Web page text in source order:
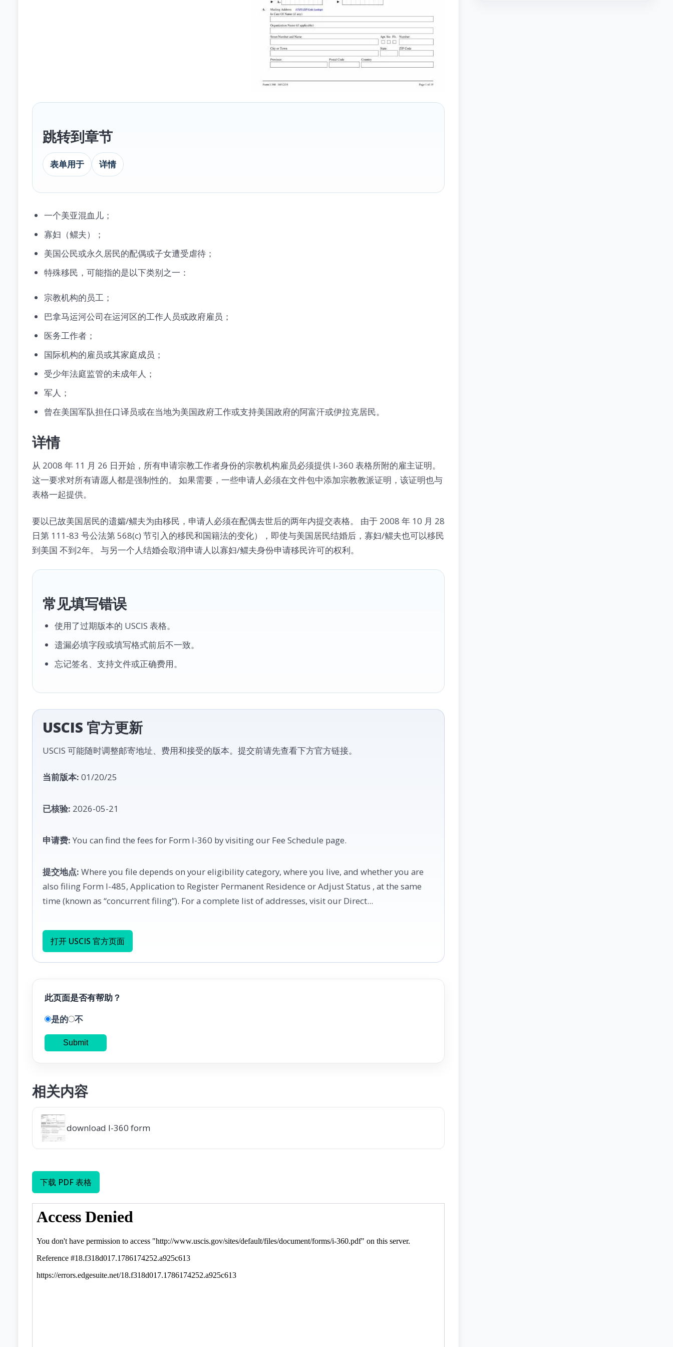
跳转到章节
表单用于 详情
一个美亚混血儿；
寡妇（鳏夫）；
美国公民或永久居民的配偶或子女遭受虐待；
特殊移民，可能指的是以下类别之一：
宗教机构的员工；
巴拿马运河公司在运河区的工作人员或政府雇员；
医务工作者；
国际机构的雇员或其家庭成员；
受少年法庭监管的未成年人；
军人；
曾在美国军队担任口译员或在当地为美国政府工作或支持美国政府的阿富汗或伊拉克居民。
详情
从 2008 年 11 月 26 日开始，所有申请宗教工作者身份的宗教机构雇员必须提供 I-360 表格所附的雇主证明。
这一要求对所有请愿人都是强制性的。 如果需要，一些申请人必须在文件包中添加宗教教派证明，该证明也与
表格一起提供。
要以已故美国居民的遗孀/鳏夫为由移民，申请人必须在配偶去世后的两年内提交表格。 由于 2008 年 10 月 28
日第 111-83 号公法第 568(c) 节引入的移民和国籍法的变化），即使与美国居民结婚后，寡妇/鳏夫也可以移民
到美国 不到2年。 与另一个人结婚会取消申请人以寡妇/鳏夫身份申请移民许可的权利。
常见填写错误
使用了过期版本的 USCIS 表格。
遗漏必填字段或填写格式前后不一致。
忘记签名、支持文件或正确费用。
USCIS 官方更新
USCIS 可能随时调整邮寄地址、费用和接受的版本。提交前请先查看下方官方链接。
当前版本: 01/20/25
已核验: 2026-05-21
申请费: You can find the fees for Form I-360 by visiting our Fee Schedule page.
提交地点: Where you file depends on your eligibility category, where you live, and whether you are
also filing Form I-485, Application to Register Permanent Residence or Adjust Status , at the same
time (known as “concurrent filing”). For a complete list of addresses, visit our Direct...
打开 USCIS 官方页面
此页面是否有帮助？
是的 不
Submit
相关内容
download I-360 form
下载 PDF 表格